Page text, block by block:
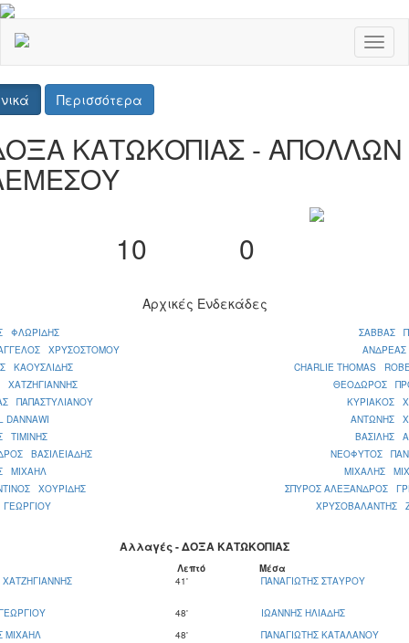
Περισσότερα
ΚΑΤΩΚΟΠΙΑΣ - ΑΠΟΛΛΩΝ
10
0
Αρχικές Ενδεκάδες
ΦΛΩΡΙΔΗΣ
ΧΡΥΣΟΣΤΟΜΟΥ
ΚΑΟΥΣΛΙΔΗΣ
ΧΑΤΖΗΓΙΑΝΝΗΣ
ΠΑΠΑΣΤΥΛΙΑΝΟΥ
ΤΙΜΙΝΗΣ
ΒΑΣΙΛΕΙΑΔΗΣ
ΜΙΧΑΗΛ
ΧΟΥΡΙΔΗΣ
ΣΑΒΒΑΣ
CHARLIE THOMAS
ΘΕΟΔΩΡΟΣ
ΚΥΡΙΑΚΟΣ
ΑΝΤΩΝΗΣ
ΒΑΣΙΛΗΣ
ΝΕΟΦΥΤΟΣ
ΜΙΧΑΛΗΣ
ΣΠΥΡΟΣ ΑΛΕΞΑΝΔΡΟΣ
ΧΡΥΣΟΒΑΛΑΝΤΗΣ
Αλλαγές - ΔΟΞΑ ΚΑΤΩΚΟΠΙΑΣ
Λεπτό
Μέσα
41' ΠΑΝΑΓΙΩΤΗΣ ΣΤΑΥΡΟΥ
48'
ΙΩΑΝΝΗΣ ΗΛΙΑΔΗΣ
ΜΙΧΑΗΛ
48'
ΠΑΝΑΓΙΩΤΗΣ ΚΑΤΑΛΑΝΟΥ